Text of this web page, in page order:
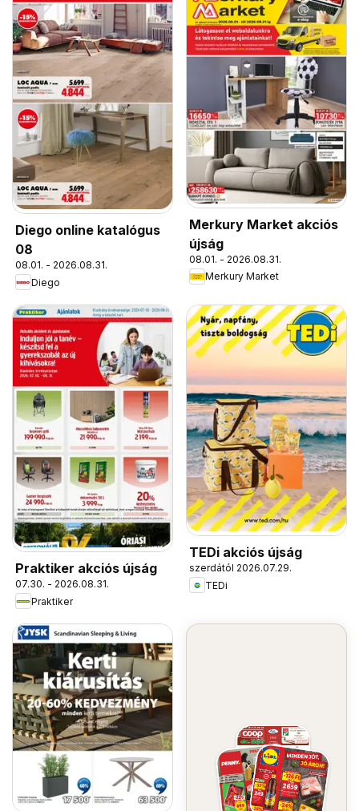
Diego online katalógus
08
08.01. - 2026.08.31.
Diego
Merkury Market akciós
újság
08.01. - 2026.08.31.
Merkury Market
Praktiker akciós újság
07.30. - 2026.08.31.
Praktiker
TEDi akciós újság
szerdától 2026.07.29.
TEDi